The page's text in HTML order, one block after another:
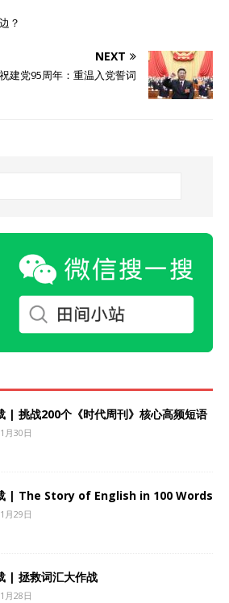
？
NEXT
建党95周年：重温入党誓词
| 挑战200个《时代周刊》核心高频短语
月30日
| The Story of English in 100 Words
月29日
| 拯救词汇大作战
月28日